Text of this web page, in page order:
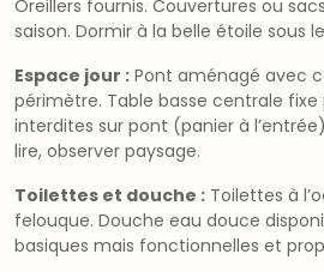
Oreillers fournis. Couvertures ou
saison. Dormir à la belle étoile sous
Espace jour : Pont aménagé avec
périmètre. Table basse centrale fixe
interdites sur pont (panier à
lire, observer paysage.
Toilettes et douche : Toilettes à
felouque. Douche eau douce
basiques mais fonctionnelles et